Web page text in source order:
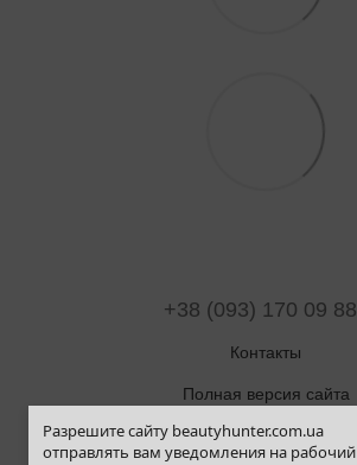
Разрешите сайту beautyhunter.com.ua
отправлять вам уведомления на рабочий
+38 (093) 170 09 88
Контакты
Полная версия сайта
Карта сайта